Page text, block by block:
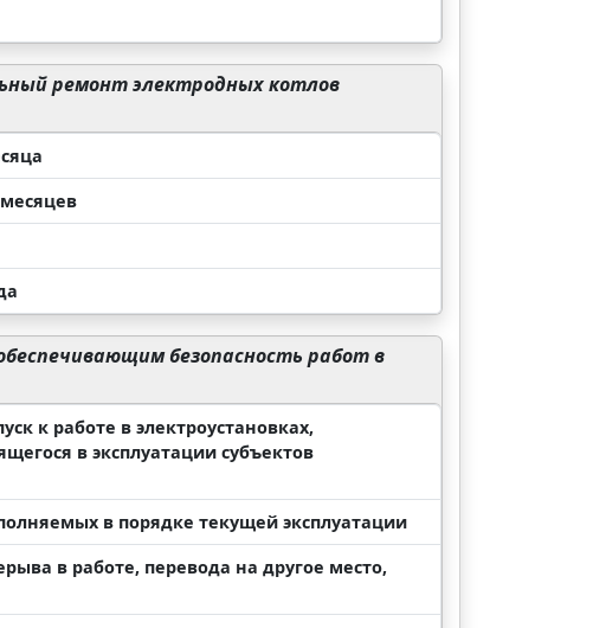
ремонт электродных котлов
безопасность работ в
к работе в электроустановках,
в эксплуатации субъектов
в порядке текущей эксплуатации
в работе, перевода на другое место,